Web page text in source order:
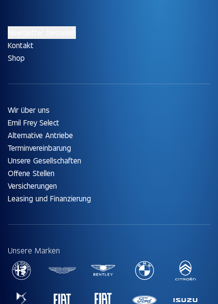
Kontakt
Shop
Wir über uns
Emil Frey Select
Alternative Antriebe
Terminvereinbarung
Unsere Gesellschaften
Offene Stellen
Versicherungen
Leasing und Finanzierung
Unsere Marken